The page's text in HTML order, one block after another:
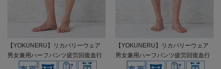
【YOKUNERU】リカバリーウェア
男女兼用ハーフパンツ疲労回復血行
促進遠赤外線快眠NANOMIX(R)【一
【YOKUNERU】リカバリーウェア
男女兼用ハーフパンツ疲労回復血行
促進遠赤外線快眠NANOMIX(R)【一